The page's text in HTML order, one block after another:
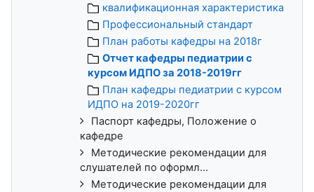
квалификационная характеристика
Профессиональный стандарт
План работы кафедры на 2018г
Отчет кафедры педиатрии с
курсом ИДПО за 2018-2019гг
План кафедры педиатрии с курсом
ИДПО на 2019-2020гг
Паспорт кафедры, Положение о
кафедре
Методические рекомендации для
слушателей по оформл...
Методические рекомендации для